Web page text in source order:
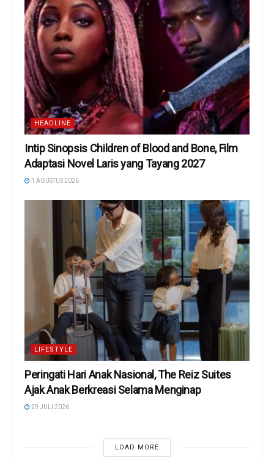
HEADLINE
Intip Sinopsis Children of Blood and Bone, Film
Adaptasi Novel Laris yang Tayang 2027
1 AGUSTUS 2026
LIFESTYLE
Peringati Hari Anak Nasional, The Reiz Suites
Ajak Anak Berkreasi Selama Menginap
29 JULI 2026
LOAD MORE